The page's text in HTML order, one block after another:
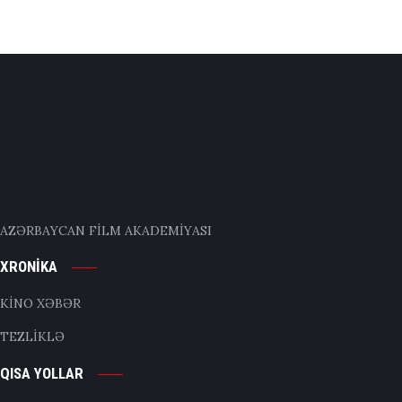
AZƏRBAYCAN FİLM AKADEMİYASI
XRONİKA
KİNO XƏBƏR
TEZLİKLƏ
QISA YOLLAR